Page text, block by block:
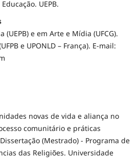
UEPB.
(UEPB) e em Arte e Mídia (UFCG).
e UPONLD – França). E-mail:
novas de vida e aliança no
comunitário e práticas
(Mestrado) - Programa de
das Religiões. Universidade